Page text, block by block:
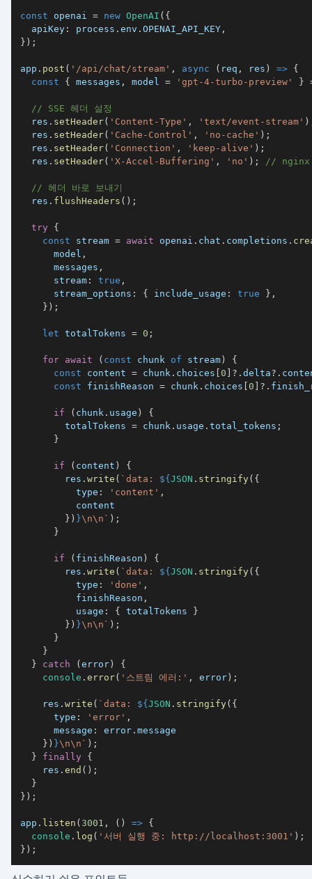
const openai = new OpenAI ( {
apiKey : process . env . OPENAI_API_KEY ,
} ) ;
app . post ( '/api/chat/stream' , async ( req , res ) => {
const
{ messages , model = 'gpt-4-turbo-preview' }
// SSE 헤더 설정
  res
. setHeader( 'Content-Type' , 'text/event-stream' )
  res
. setHeader( 'Cache-Control' , 'no-cache' ) ;
  res
. setHeader( 'Connection' , 'keep-alive' ) ;
  res
. setHeader( 'X-Accel-Buffering' , 'no' ) ; // nginx
// 헤더 바로 보내기
  res
. flushHeaders ( ) ;
try
{
const stream = await openai . chat . completions .
      model
,
      messages
,
stream : true ,
stream_options : { include_usage : true } ,
} ) ;
let totalTokens = 0 ;
for await ( const chunk of stream)
{
const content = chunk . choices [0 ] ?. delta?.
const finishReason = chunk . choices [0 ] ?.
if ( chunk . usage )
{
        totalTokens
= chunk . usage . total_tokens ;
}
if ( content )
{
        res
. write ( ` data: ${JSON . stringify( {
type : 'content' ,
} ) }\n\n ` ) ;
}
if ( finishReason )
{
        res
. write ( ` data: ${JSON . stringify( {
type : 'done' ,
          finishReason
,
usage : { totalTokens }
} ) }\n\n ` ) ;
}
}
}
catch (error)
{
console . error( '스트림 에러:' , error) ;
    res
. write ( ` data: ${JSON . stringify( {
type : 'error' ,
message : error . message
} ) }\n\n ` ) ;
}
finally
{
    res
. end ( ) ;
}
} ) ;
app . listen ( 3001 , ( ) => {
console . log ( '서버 실행 중: http://localhost:3001' ) ;
} ) ;